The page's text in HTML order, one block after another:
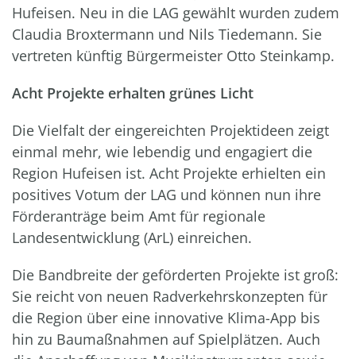
Hufeisen. Neu in die LAG gewählt wurden zudem
Claudia Broxtermann und Nils Tiedemann. Sie
vertreten künftig Bürgermeister Otto Steinkamp.
Acht Projekte erhalten grünes Licht
Die Vielfalt der eingereichten Projektideen zeigt
einmal mehr, wie lebendig und engagiert die
Region Hufeisen ist. Acht Projekte erhielten ein
positives Votum der LAG und können nun ihre
Förderanträge beim Amt für regionale
Landesentwicklung (ArL) einreichen.
Die Bandbreite der geförderten Projekte ist groß:
Sie reicht von neuen Radverkehrskonzepten für
die Region über eine innovative Klima-App bis
hin zu Baumaßnahmen auf Spielplätzen. Auch